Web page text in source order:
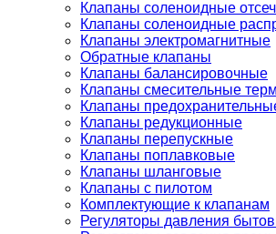
Клапаны соленоидные
Клапаны соленоидные
Клапаны электромагнитные
Обратные клапаны
Клапаны балансировочные
Клапаны смесительные
Клапаны
Клапаны редукционные
Клапаны перепускные
Клапаны поплавковые
Клапаны шланговые
Клапаны с пилотом
Комплектующие к клапанам
Регуляторы давления